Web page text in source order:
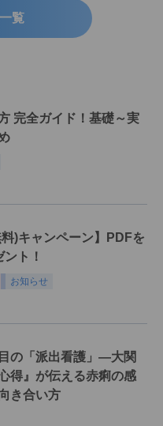
覧
完全ガイド！基礎～実
料)キャンペーン】PDFを
ト！
お知らせ
の「派出看護」―大関
得』が伝える赤痢の感
き合い方